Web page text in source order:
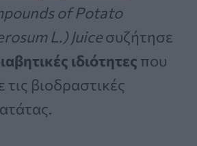
of Potato
L.) Juiceσυζήτησε
ιδιότητες που
τις βιοδραστικές